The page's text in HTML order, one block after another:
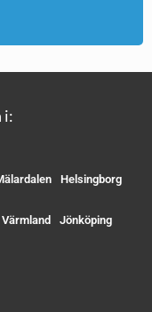
i:
Helsingborg
Värmland Jönköping